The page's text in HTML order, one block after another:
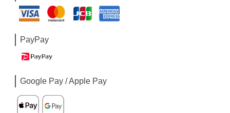
PayPay
Google Pay / Apple Pay